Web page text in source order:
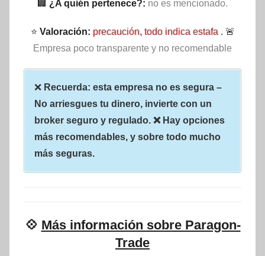
🏢 ¿A quién pertenece?: no es mencionado.
⭐ Valoración: precaución, todo indica estafa . 🚨
Empresa poco transparente y no recomendable
❌ Recuerda: esta empresa no es segura –
No arriesgues tu dinero, invierte con un
broker seguro y regulado. ❌ Hay opciones
más recomendables, y sobre todo mucho
más seguras.
💠 Más información sobre Paragon-
Trade